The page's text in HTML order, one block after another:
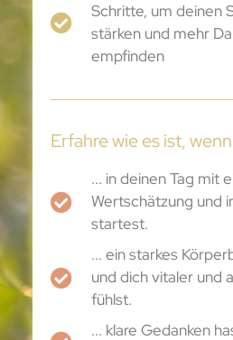
Schritte, um deinen
stärken und mehr
empfinden
Erfahre wie es ist,
... in deinen Tag mit
Wertschätzung und
startest.
... ein starkes
und dich vitaler und
fühlst.
... klare Gedanken